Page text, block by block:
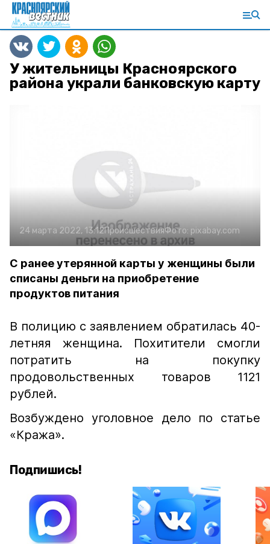
У жительницы Красноярского
района украли банковскую карту
24 марта 2022, 13:12ПроисшествияФото: pixabay.com
С ранее утерянной карты у женщины были
списаны деньги на приобретение
продуктов питания
В полицию с заявлением обратилась 40-
летняя женщина. Похитители смогли
потратить на покупку
продовольственных товаров 1121
рублей.
Возбуждено уголовное дело по статье
«Кража».
Подпишись!